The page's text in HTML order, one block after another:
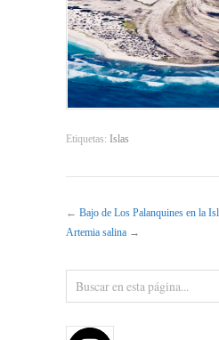
Etiquetas: Islas
← Bajo de Los Palanquines en la
Artemia salina →